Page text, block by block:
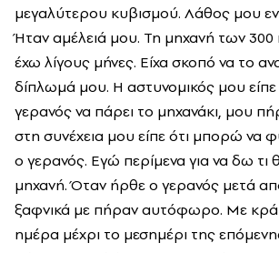
μεγαλύτερου κυβισμού. Λάθος μου
Ήταν αμέλειά μου. Τη μηχανή των 300
έχω λίγους μήνες. Είχα σκοπό να το
δίπλωμά μου. Η αστυνομικός μου είπε
γερανός να πάρει το μηχανάκι, μου
στη συνέχεια μου είπε ότι μπορώ να
ο γερανός. Εγώ περίμενα για να δω τι
μηχανή. Όταν ήρθε ο γερανός μετά
ξαφνικά με πήραν αυτόφωρο. Με
ημέρα μέχρι το μεσημέρι της